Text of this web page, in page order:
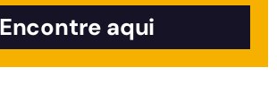
Encontre aqui